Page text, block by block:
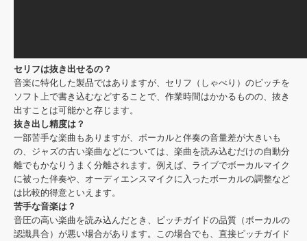
セリフは抜き出せるの？
音楽に特化した製品ではありますが、セリフ（しゃべり）のピッチを
ソフト上で書き込むなどすることで、作業時間はかかるものの、抜き
出すことは可能かと存じます。
抜き出し精度は？
一部苦手な楽曲もありますが、ボーカルと伴奏の音量差が大きいも
の、ジャズの古い楽曲などについては、楽曲を読み込むだけの自動分
離でもかなりうまく分離されます。例えば、ライブでボーカルマイク
に被った伴奏や、オーディエンスマイクに入ったボーカルの調整など
は比較的得意といえます。
苦手な音楽は？
音圧の高い楽曲を読み込んだとき、ピッチガイドの品質（ボーカルの
認識具合）が悪い場合があります。この場合でも、直接ピッチガイド